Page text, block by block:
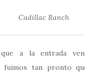
Cadillac Ranch
a la entrada
fuimos tan pronto